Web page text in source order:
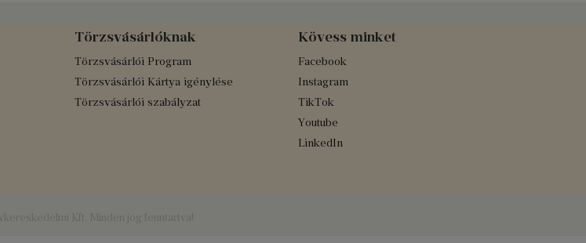
Törzsvásárlóknak
Törzsvásárlói Program
Törzsvásárlói Kártya igénylése
Törzsvásárlói szabályzat
Kövess minket
Facebook
Instagram
TikTok
Youtube
LinkedIn